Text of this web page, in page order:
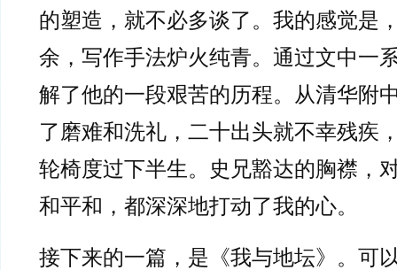
的塑造，就不必多谈了。我的感觉是
余，写作手法炉火纯青。通过文中一
解了他的一段艰苦的历程。从清华附
了磨难和洗礼，二十出头就不幸残疾
轮椅度过下半生。史兄豁达的胸襟，
和平和，都深深地打动了我的心。
接下来的一篇，是《我与地坛》。可